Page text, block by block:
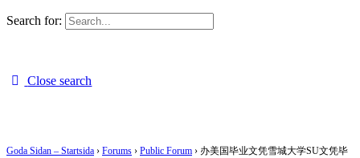
Search for:
Close search
Goda Sidan – Startsida › Forums › Public Forum › 办美国毕业文凭雪城大学SU文凭毕